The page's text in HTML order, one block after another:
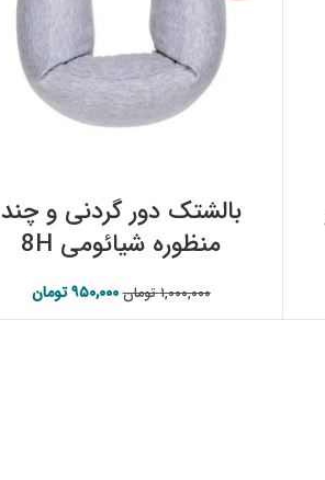
بالشتک دور گردنی و چند
منظوره شیائومی 8H
۱,۰۰۰,۰۰۰ تومان
قیمت اصلی:۹۵۰,۰۰۰تومان